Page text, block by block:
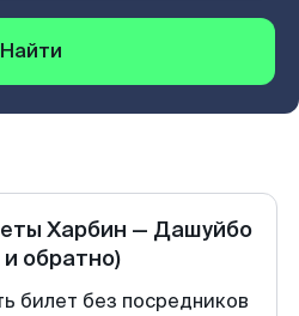
Найти
Харбин — Дашуйбо
и обратно)
билет без посредников